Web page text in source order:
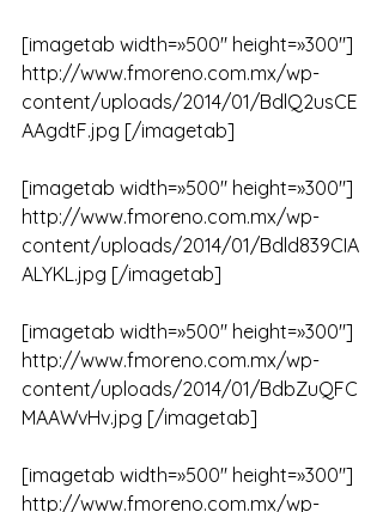
[imagetab width=»500″ height=»300″]
http://www.fmoreno.com.mx/wp-
content/uploads/2014/01/BdlQ2usCE
AAgdtF.jpg [/imagetab]
[imagetab width=»500″ height=»300″]
http://www.fmoreno.com.mx/wp-
content/uploads/2014/01/Bdld839CIA
ALYKL.jpg [/imagetab]
[imagetab width=»500″ height=»300″]
http://www.fmoreno.com.mx/wp-
content/uploads/2014/01/BdbZuQFC
MAAWvHv.jpg [/imagetab]
[imagetab width=»500″ height=»300″]
http://www.fmoreno.com.mx/wp-